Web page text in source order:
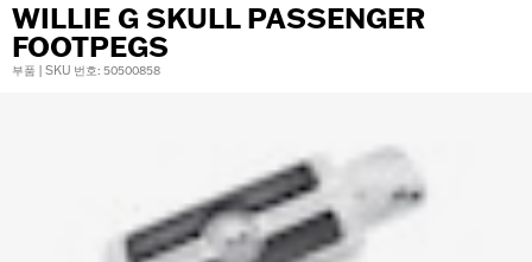
WILLIE G SKULL PASSENGER
FOOTPEGS
부품 | SKU 번호: 50500858